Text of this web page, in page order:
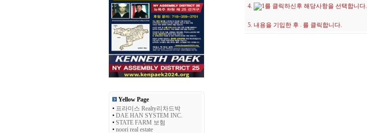
Yellow Page
• 프라미스 Realty리차드박
• DAE HAN SYSTEM INC.
• STATE FARM 보험
• noori real estate
4. 를 클릭하신후 해당사항을 선택합니다.
5. 내용을 기입한 후 를 클릭합니다.